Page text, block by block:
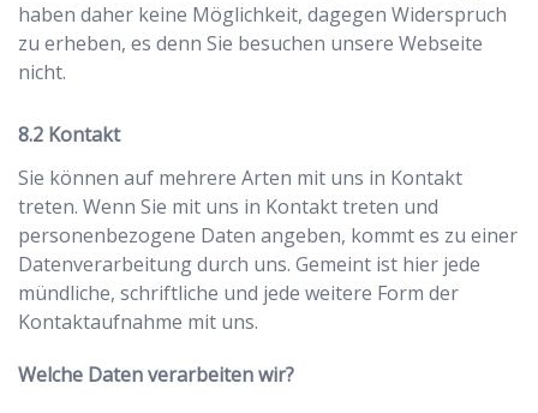
haben daher keine Möglichkeit, dagegen Widerspruch
zu erheben, es denn Sie besuchen unsere Webseite
nicht.
Kontakt
Sie können auf mehrere Arten mit uns in Kontakt
treten. Wenn Sie mit uns in Kontakt treten und
personenbezogene Daten angeben, kommt es zu einer
Datenverarbeitung durch uns. Gemeint ist hier jede
mündliche, schriftliche und jede weitere Form der
Kontaktaufnahme mit uns.
Welche Daten verarbeiten wir?